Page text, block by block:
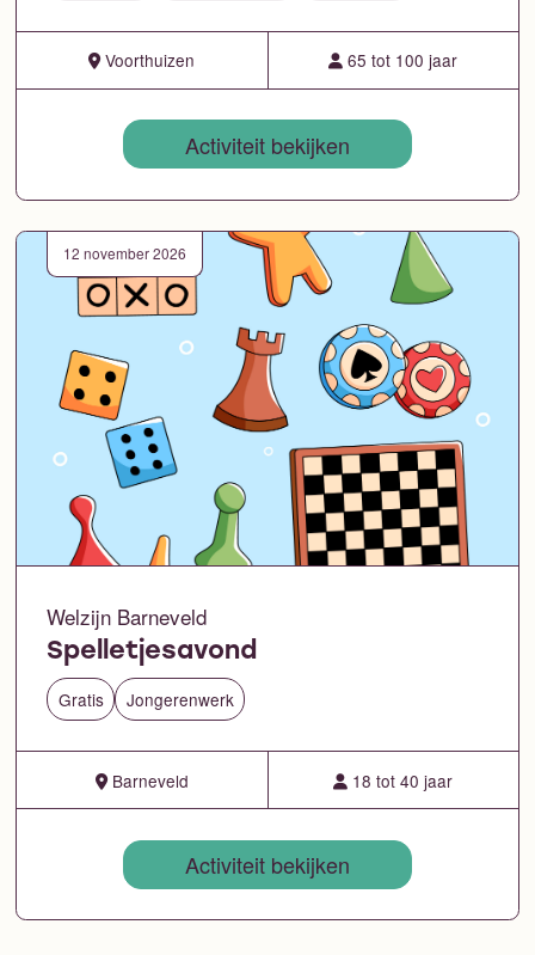
Voorthuizen 65 tot 100 jaar
Activiteit bekijken
12 november 2026
Welzijn Barneveld
Spelletjesavond
Gratis Jongerenwerk
Barneveld 18 tot 40 jaar
Activiteit bekijken